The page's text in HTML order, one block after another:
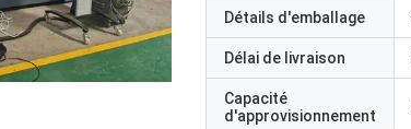
Détails d'emballage
Délai de livraison
Capacité
d'approvisionnement